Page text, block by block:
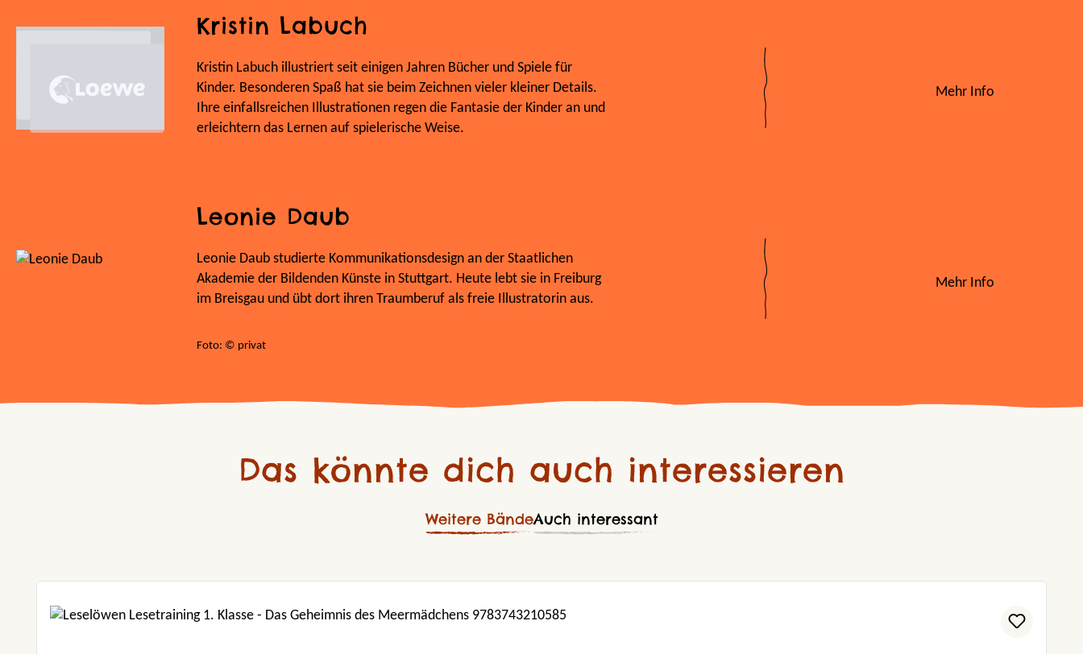
Kristin Labuch
Kristin Labuch illustriert seit einigen Jahren Bücher und Spiele für
Kinder. Besonderen Spaß hat sie beim Zeichnen vieler kleiner Details.
Ihre einfallsreichen Illustrationen regen die Fantasie der Kinder an und
erleichtern das Lernen auf spielerische Weise.
Mehr Info
Leonie Daub
Leonie Daub studierte Kommunikationsdesign an der Staatlichen
Akademie der Bildenden Künste in Stuttgart. Heute lebt sie in Freiburg
im Breisgau und übt dort ihren Traumberuf als freie Illustratorin aus.
Foto: © privat
Mehr Info
Das könnte dich auch interessieren
Weitere BändeAuch interessant